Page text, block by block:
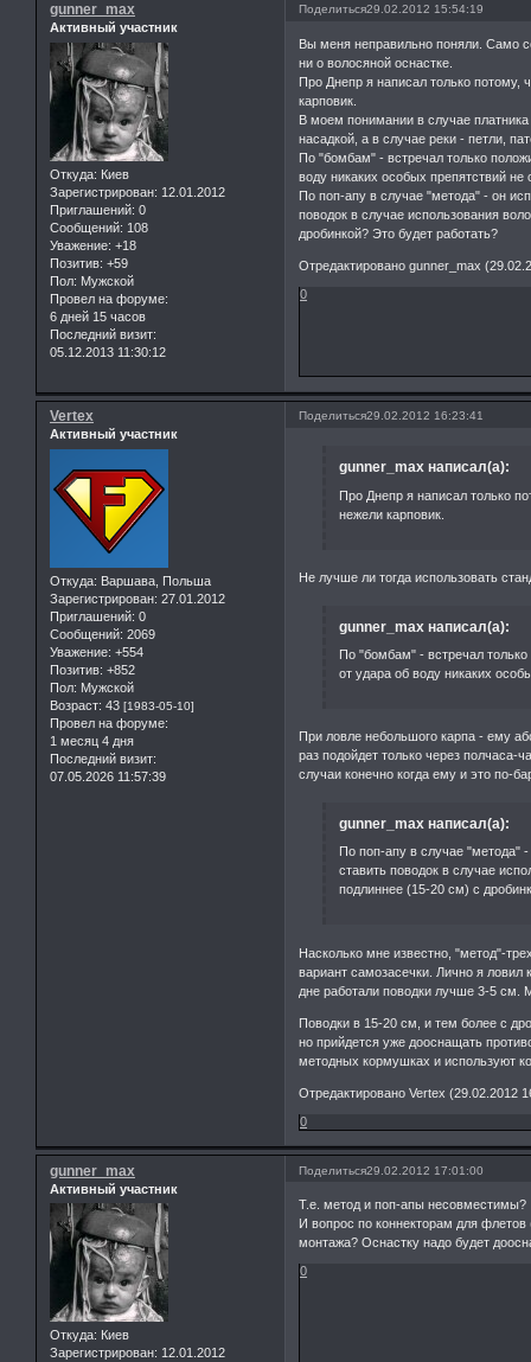
Поделиться29.02.2012 15:54:19
gunner_max
Активный участник
Откуда: Киев
Зарегистрирован: 12.01.2012
Приглашений: 0
Сообщений: 108
Уважение: +18
Позитив: +59
Пол: Мужской
Провел на форуме:
6 дней 15 часов
Последний визит:
05.12.2013 11:30:12
Вы меня неправильно поняли. Само
ни о волосяной оснастке.
Про Днепр я написал только
карповик.
В моем понимании в случае
насадкой, а в случае реки - петли,
По "бомбам" - встречал только
воду никаких особых препятствий не
По поп-апу в случае "метода" - он
поводок в случае использования
дробинкой? Это будет работать?
Отредактировано gunner_max
0
Поделиться29.02.2012 16:23:41
Vertex
Активный участник
Откуда: Варшава, Польша
Зарегистрирован: 27.01.2012
Приглашений: 0
Сообщений: 2069
Уважение: +554
Позитив: +852
Пол: Мужской
Возраст: 43 [1983-05-10]
Провел на форуме:
1 месяц 4 дня
Последний визит:
07.05.2026 11:57:39
gunner_max написал(а):
Про Днепр я написал только
нежели карповик.
Не лучше ли тогда использовать
gunner_max написал(а):
По "бомбам" - встречал
от удара об воду никаких
При ловле небольшого карпа - ему
раз подойдет только через
случаи конечно когда ему и это по-
gunner_max написал(а):
По поп-апу в случае "метода"
ставить поводок в случае
подлиннее (15-20 см) с
Насколько мне известно, "метод"-
вариант самозасечки. Лично я
дне работали поводки лучше 3-5 см.
Поводки в 15-20 см, и тем более с
но прийдется уже дооснащать
методных кормушках и используют
Отредактировано Vertex (29.02.2012
0
Поделиться29.02.2012 17:01:00
gunner_max
Активный участник
Откуда: Киев
Зарегистрирован: 12.01.2012
Т.е. метод и поп-апы несовместимы?
И вопрос по коннекторам для флетов
монтажа? Оснастку надо будет
0